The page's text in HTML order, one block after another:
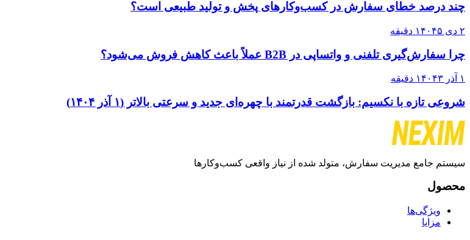
چند درصد خطای سفارش در کسب‌وکارهای پخش و تولید طبیعی است؟
۲ دی ۱۴۰۴ ۵ دقیقه
چرا سفارش‌گیری تلفنی و واتساپی در B2B عملاً باعث کاهش فروش می‌شود؟
۱ آذر ۱۴۰۴ ۳ دقیقه
شروعی تازه با نکسیم: بازگشت قدرتمند با چهره‌ای جدید و سرعتی بالاتر (۱ آذر ۱۴۰۴)
سیستم جامع مدیریت سفارش، متولد شده از نیاز واقعی کسب‌وکارها
محصول
ویژگی‌ها
مزایا